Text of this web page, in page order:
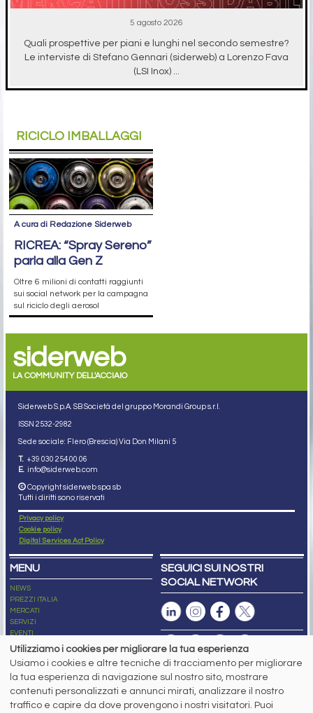
5 agosto 2026
Quali prospettive per piani e lunghi nel secondo semestre?
Le interviste di Stefano Gennari (siderweb) a Lorenzo Fava
(LSI Inox) ...
RICICLO IMBALLAGGI
A cura di Redazione Siderweb
RICREA: “Spray Sereno”
parla alla Gen Z
Oltre 6 milioni di contatti raggiunti
sui social network per la campagna
sul riciclo degli aerosol
siderweb
LA COMMUNITY DELL'ACCIAIO
Siderweb S.p.A. SB Società del gruppo Morandi Group s.r.l.
ISSN 2532-2982
Sede sociale: Flero (Brescia) Via Don Milani 5
T. +39 030 254 00 06
E. info@siderweb.com
Copyright siderweb spa sb
Tutti i diritti sono riservati
Privacy policy
Cookie policy
Digital Services Act Policy
MENU
NEWS
PREZZI ITALIA
MERCATI
SERVIZI
EVENTI
ABBONAMENTI
NEWSLETTER
SEGUICI SUI NOSTRI
SOCIAL NETWORK
Capitale Sociale: 190.000€ interamente versato
Registro delle Imprese di Brescia
Codice Fiscale e Partita I.V.A.:IT03562320170
Utilizziamo i cookies per migliorare la tua esperienza
Usiamo i cookies e altre tecniche di tracciamento per migliorare
la tua esperienza di navigazione sul nostro sito, mostrare
contenuti personalizzati e annunci mirati, analizzare il nostro
traffico e capire da dove provengono i nostri visitatori. Puoi